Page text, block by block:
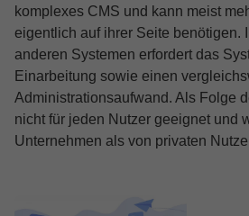
komplexes CMS und kann meist
eigentlich auf ihrer Seite benötigen.
anderen Systemen erfordert das
Einarbeitung sowie einen
Administrationsaufwand. Als Folge
nicht für jeden Nutzer geeignet und
Unternehmen als von privaten